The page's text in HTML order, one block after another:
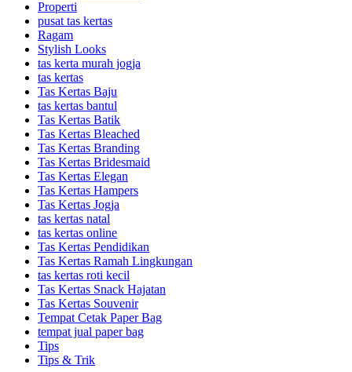
Properti
pusat tas kertas
Ragam
Stylish Looks
tas kerta murah jogja
tas kertas
Tas Kertas Baju
tas kertas bantul
Tas Kertas Batik
Tas Kertas Bleached
Tas Kertas Branding
Tas Kertas Bridesmaid
Tas Kertas Elegan
Tas Kertas Hampers
Tas Kertas Jogja
tas kertas natal
tas kertas online
Tas Kertas Pendidikan
Tas Kertas Ramah Lingkungan
tas kertas roti kecil
Tas Kertas Snack Hajatan
Tas Kertas Souvenir
Tempat Cetak Paper Bag
tempat jual paper bag
Tips
Tips & Trik